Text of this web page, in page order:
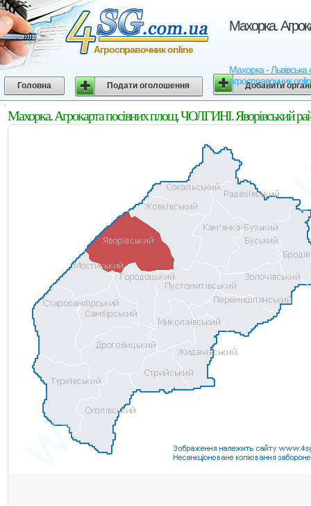
Махорка.
Махорка - Львівська
агросправочник
Агросправочник online
Головна Подати оголошення Добавити
Махорка. Агрокарта посівних площ. ЧОЛГИНІ. Яворівський